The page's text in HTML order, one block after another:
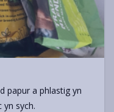
papur a phlastig yn
yn sych.